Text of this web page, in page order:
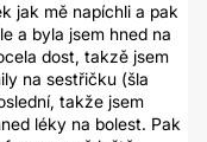
jak mě napíchli a pak
a byla jsem hned na
dost, takzě jsem
na sestřičku (šla
takže jsem
léky na bolest. Pak